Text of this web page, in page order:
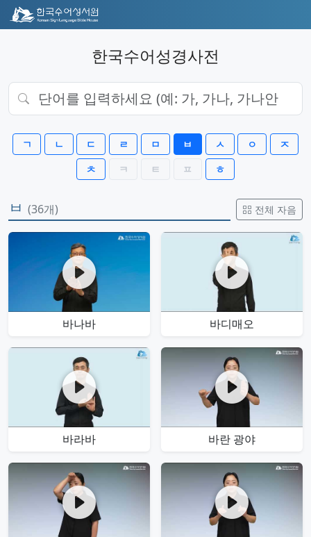
한국수어성경사전
ㄱ ㄴ ㄷ ㄹ ㅁ ㅂ ㅅ ㅇ
ㅈ
ㅊ
ㅋ ㅌ ㅍ ㅎ
ㅂ (36개) 전체 자음
바나바 바디매오
바라바 바란 광야